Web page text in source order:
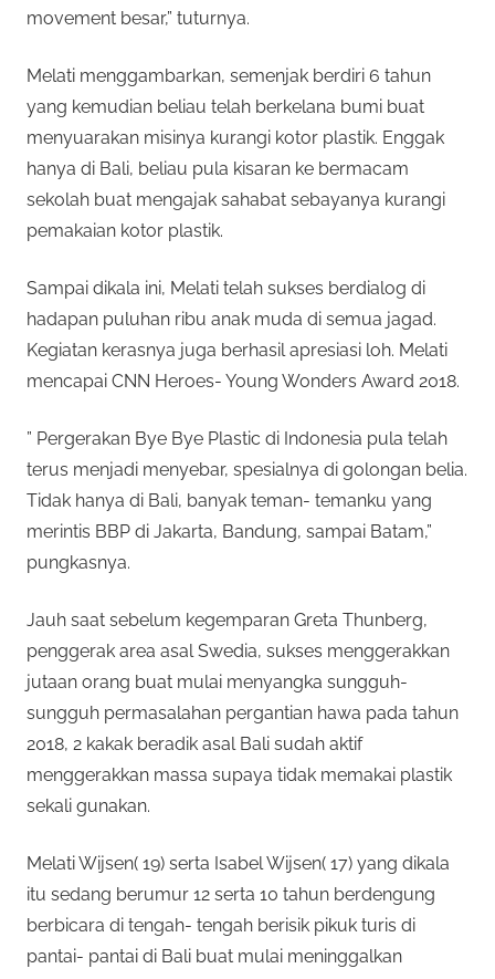
movement besar,” tuturnya.
Melati menggambarkan, semenjak berdiri 6 tahun
yang kemudian beliau telah berkelana bumi buat
menyuarakan misinya kurangi kotor plastik. Enggak
hanya di Bali, beliau pula kisaran ke bermacam
sekolah buat mengajak sahabat sebayanya kurangi
pemakaian kotor plastik.
Sampai dikala ini, Melati telah sukses berdialog di
hadapan puluhan ribu anak muda di semua jagad.
Kegiatan kerasnya juga berhasil apresiasi loh. Melati
mencapai CNN Heroes- Young Wonders Award 2018.
” Pergerakan Bye Bye Plastic di Indonesia pula telah
terus menjadi menyebar, spesialnya di golongan belia.
Tidak hanya di Bali, banyak teman- temanku yang
merintis BBP di Jakarta, Bandung, sampai Batam,”
pungkasnya.
Jauh saat sebelum kegemparan Greta Thunberg,
penggerak area asal Swedia, sukses menggerakkan
jutaan orang buat mulai menyangka sungguh-
sungguh permasalahan pergantian hawa pada tahun
2018, 2 kakak beradik asal Bali sudah aktif
menggerakkan massa supaya tidak memakai plastik
sekali gunakan.
Melati Wijsen( 19) serta Isabel Wijsen( 17) yang dikala
itu sedang berumur 12 serta 10 tahun berdengung
berbicara di tengah- tengah berisik pikuk turis di
pantai- pantai di Bali buat mulai meninggalkan